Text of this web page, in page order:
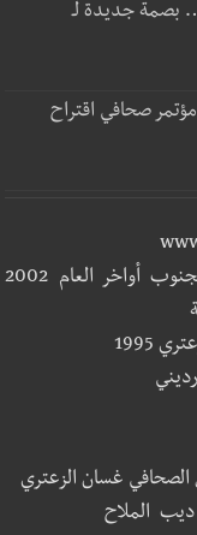
بصمة جديدة لـ
صحافي اقتراح
أول صحيفة اليكترونية صدرت في صيدا والجنوب أواخر العام 2002
1995
الصحافي غسان الزعتري
ديب الملاح